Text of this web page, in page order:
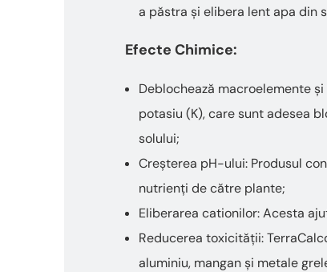
a păstra și elibera lent apa din
Efecte Chimice:
Deblochează macroelemente
potasiu (K), care sunt adesea
solului;
Creșterea pH-ului: Produsul
nutrienți de către plante;
Eliberarea cationilor: Acesta
Reducerea toxicității:
aluminiu, mangan și metale